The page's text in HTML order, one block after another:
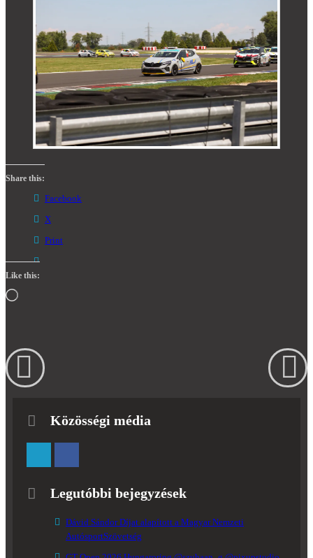
Share this:
Facebook
X
Print
Like this:
Loading…
Közösségi média
Legutóbbi bejegyzések
Dávid Sándor Díjat alapított a Magyar Nemzeti
AutósportSzövetség